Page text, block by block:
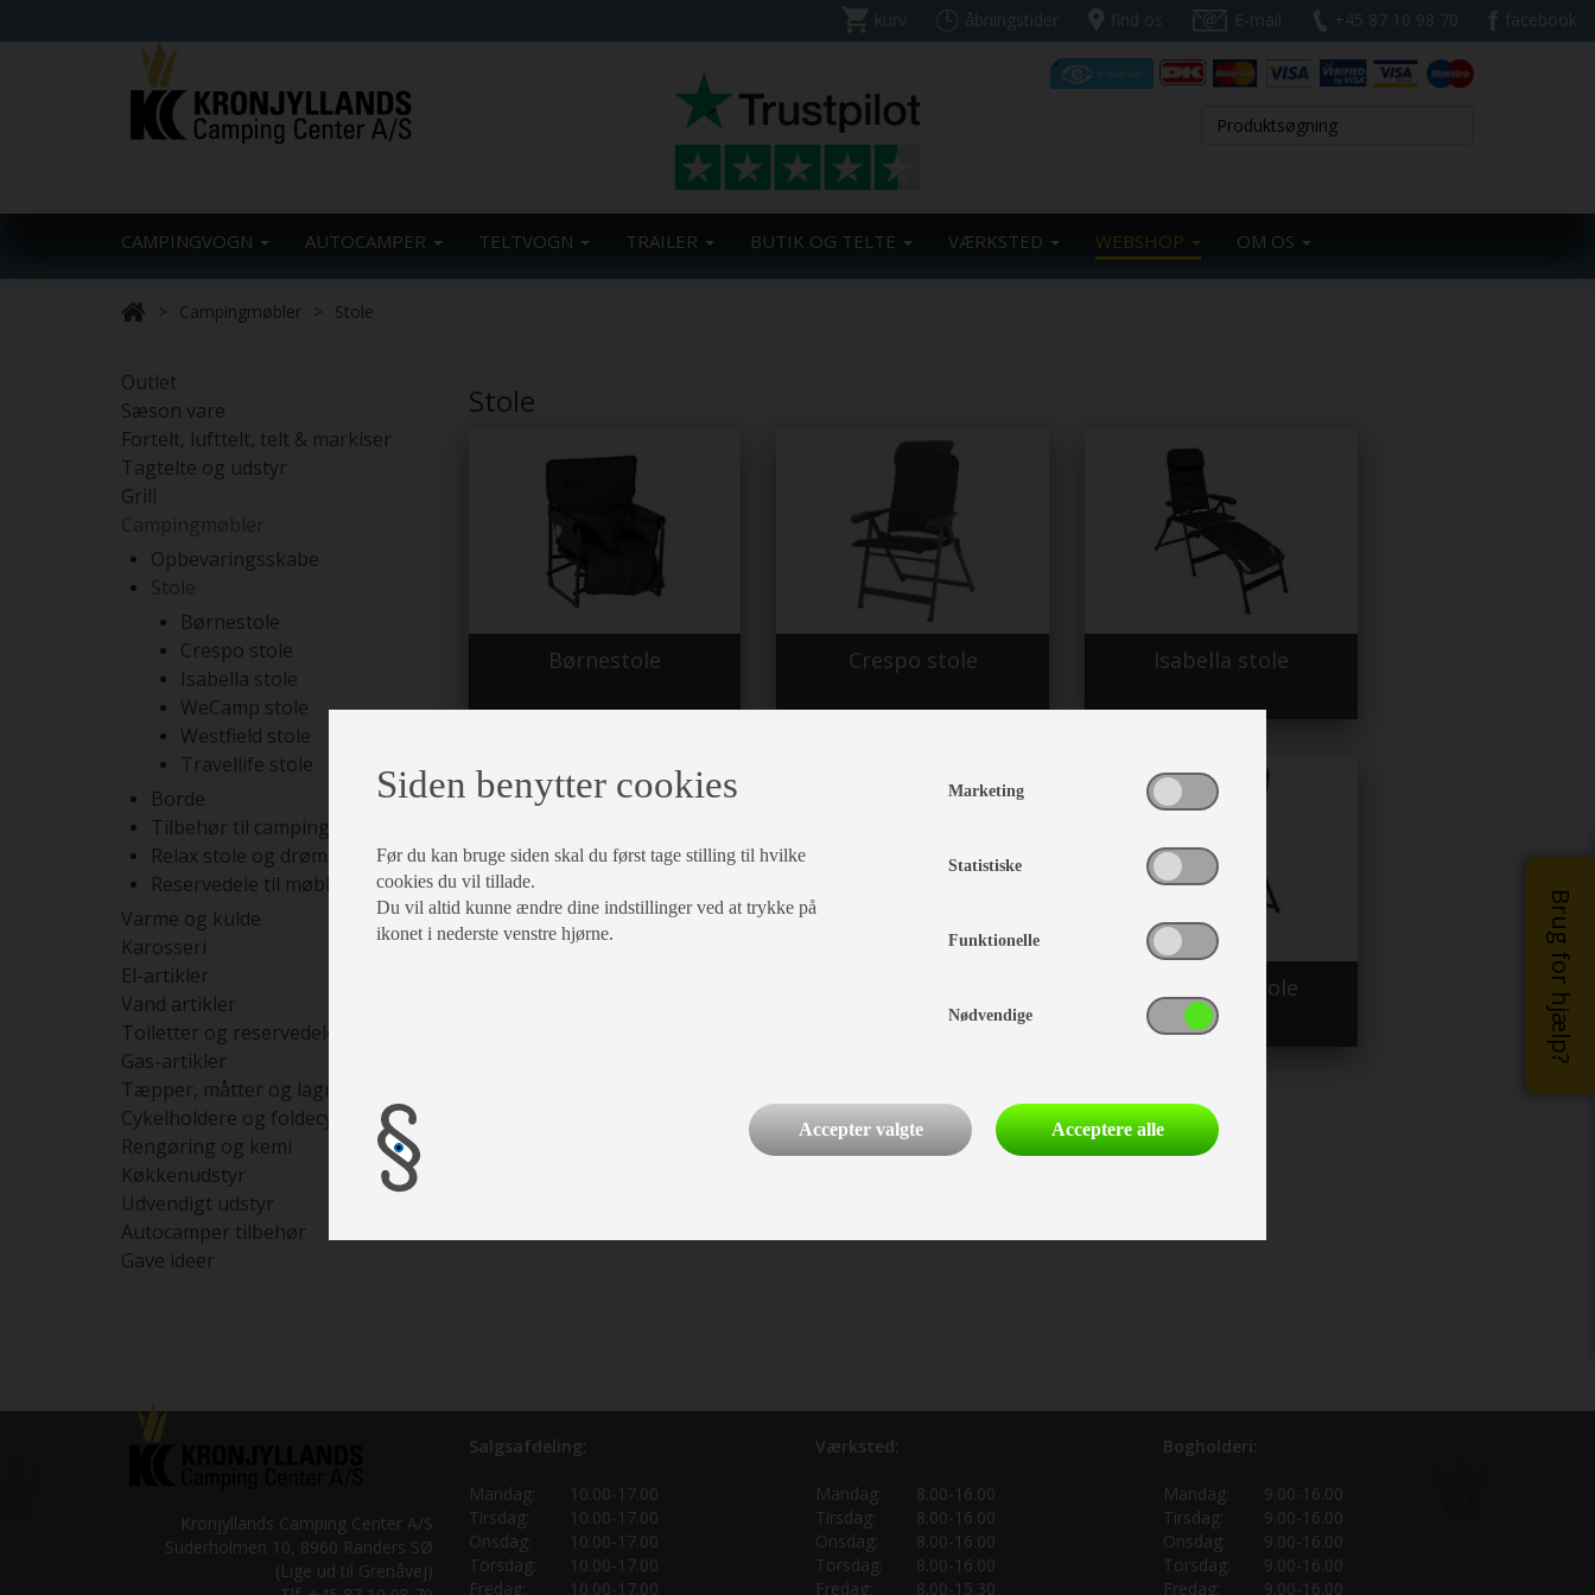
kurv åbningstider find os E-mail +45 87 10 98 70 facebook
CAMPINGVOGN AUTOCAMPER TELTVOGN TRAILER BUTIK OG TELTE VÆRKSTED WEBSHOP OM OS
Brug for hjælp?
Campingmøbler Stole
Outlet
Sæson vare
Fortelt, lufttelt, telt & markiser
Tagtelte og udstyr
Grill
Campingmøbler
Opbevaringsskabe
Stole
Børnestole
Crespo stole
Isabella stole
WeCamp stole
Westfield stole
Travellife stole
Borde
Tilbehør til campingmøbler
Relax stole og drømmesenge
Reservedele til møbler
Varme og kulde
Karosseri
El-artikler
Vand artikler
Toiletter og reservedele
Gas-artikler
Tæpper, måtter og lagner
Cykelholdere og foldecykler
Rengøring og kemi
Køkkenudstyr
Udvendigt udstyr
Autocamper tilbehør
Gave ideer
Stole
Børnestole Crespo stole Isabella stole
Travellife stole
Kronjyllands Camping Center A/S
Suderholmen 10, 8960 Randers SØ
(Lige ud til Grenåvej)
Salgsafdeling:
Mandag:
10.00-17.00
Tirsdag:
10.00-17.00
Onsdag:
10.00-17.00
Torsdag:
10.00-17.00
Fredag:
10.00-17.00
Værksted:
Mandag:
8.00-16.00
Tirsdag:
8.00-16.00
Onsdag:
8.00-16.00
Torsdag:
8.00-16.00
Fredag:
8.00-15.30
Bogholderi:
Mandag:
9.00-16.00
Tirsdag:
9.00-16.00
Onsdag:
9.00-16.00
Torsdag:
9.00-16.00
Fredag:
9.00-16.00
Siden benytter cookies
Før du kan bruge siden skal du først tage stilling til hvilke
cookies du vil tillade.
Du vil altid kunne ændre dine indstillinger ved at trykke på
ikonet i nederste venstre hjørne.
Marketing
Statistiske
Funktionelle
Nødvendige
Accepter valgte Acceptere alle